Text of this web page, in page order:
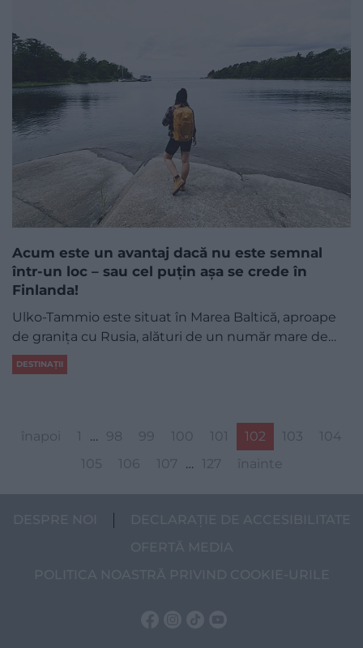
Acum este un avantaj dacă nu este semnal
într-un loc – sau cel puțin așa se crede în
Finlanda!
Ulko-Tammio este situat în Marea Baltică, aproape
de granița cu Rusia, alături de un număr mare de…
DESTINAȚII
înapoi … 98 99 100 101 102 103
104
105
106 107 … 127 înainte